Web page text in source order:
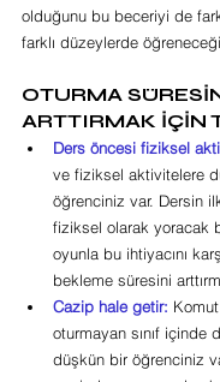
olduğunu bu beceriyi de
farklı düzeylerde
OTURMA
ARTTIRMAK İÇİN
Ders öncesi fiziksel
ve fiziksel aktivitelere
öğrenciniz var. Dersin
fiziksel olarak yoracak
oyunla bu ihtiyacını
bekleme süresini
Cazip hale getir:
oturmayan sınıf içinde
düşkün bir öğrenciniz